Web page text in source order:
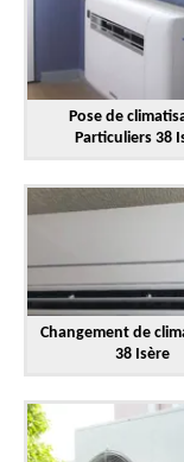
Pose de
Particuliers 38
Changement de
38 Isère